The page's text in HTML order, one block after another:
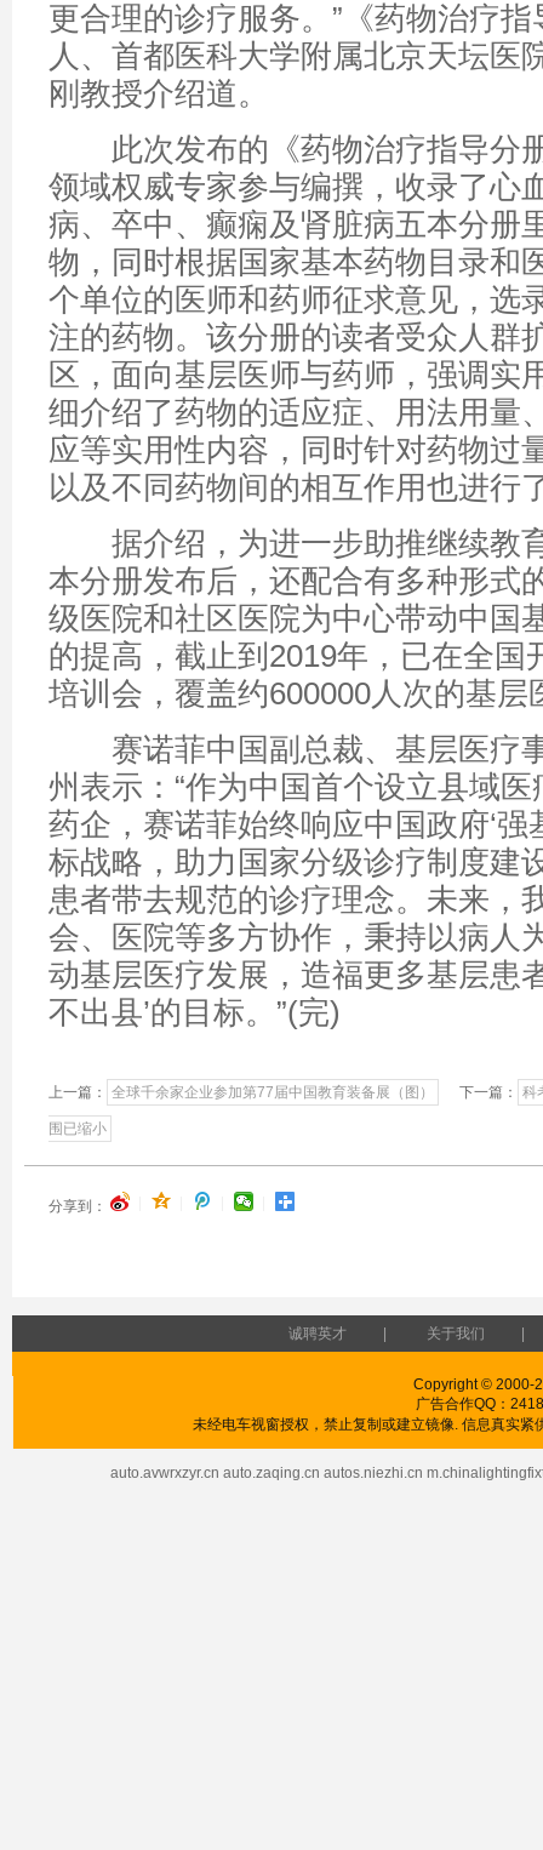
更合理的诊疗服务。”《药物治疗
人、首都医科大学附属北京天坛医
刚教授介绍道。
此次发布的《药物治疗指导分
领域权威专家参与编撰，收录了心
病、卒中、癫痫及肾脏病五本分册
物，同时根据国家基本药物目录和
个单位的医师和药师征求意见，选
注的药物。该分册的读者受众人群
区，面向基层医师与药师，强调实
细介绍了药物的适应症、用法用量
应等实用性内容，同时针对药物过
以及不同药物间的相互作用也进行
据介绍，为进一步助推继续教
本分册发布后，还配合有多种形式
级医院和社区医院为中心带动中国
的提高，截止到2019年，已在全国
培训会，覆盖约600000人次的基层
赛诺菲中国副总裁、基层医疗
州表示：“作为中国首个设立县域
药企，赛诺菲始终响应中国政府‘强
标战略，助力国家分级诊疗制度建
患者带去规范的诊疗理念。未来，
会、医院等多方协作，秉持以病人
动基层医疗发展，造福更多基层患
不出县’的目标。”(完)
上一篇： 全球千余家企业参加第77届中国教育装备展（图） 下一篇： 科
围已缩小
分享到：
诚聘英才 关于我们
Copyright © 2000-
广告合作QQ：
未经电车视窗授权，禁止复制或建立镜像. 信息真实
auto.avwrxzyr.cn auto.zaqing.cn autos.niezhi.cn